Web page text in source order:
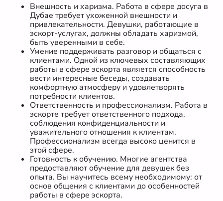
Внешность и харизма. Работа в сфере досуга в
Дубае требует ухоженной внешности и
привлекательности. Девушки, работающие в
эскорт-услугах, должны обладать харизмой,
быть уверенными в себе.
Умение поддерживать разговор и общаться с
клиентами. Одной из ключевых составляющих
работы в сфере эскорта является способность
вести интересные беседы, создавать
комфортную атмосферу и удовлетворять
потребности клиентов.
Ответственность и профессионализм. Работа в
эскорте требует ответственного подхода,
соблюдения конфиденциальности и
уважительного отношения к клиентам.
Профессионализм всегда высоко ценится в
этой сфере.
Готовность к обучению. Многие агентства
предоставляют обучение для девушек без
опыта. Вы научитесь всему необходимому: от
основ общения с клиентами до особенностей
работы в сфере эскорта.